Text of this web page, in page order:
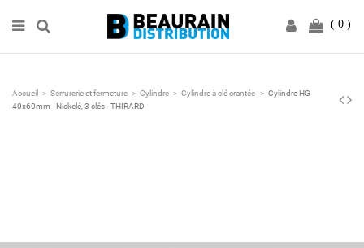
0
Accueil Serrurerie et fermeture Cylindre Cylindre à clé crantée
Cylindre HG
40x60mm - Nickelé, 3 clés - THIRARD